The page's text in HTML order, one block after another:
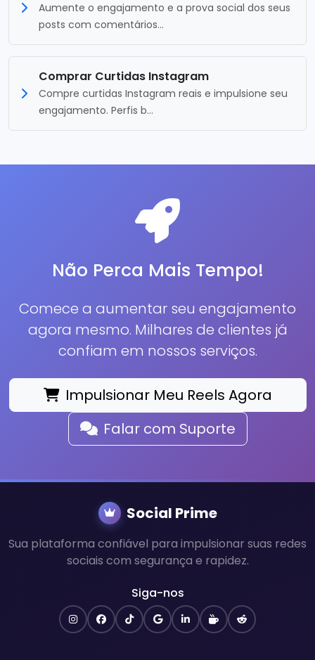
Aumente o engajamento e a prova social dos seus
posts com comentários...
Comprar Curtidas Instagram
Compre curtidas Instagram reais e impulsione seu
engajamento. Perfis b...
Não Perca Mais Tempo!
Comece a aumentar seu engajamento
agora mesmo. Milhares de clientes já
confiam em nossos serviços.
Impulsionar Meu Reels Agora
Falar com Suporte
Social Prime
Sua plataforma confiável para impulsionar suas redes
sociais com segurança e rapidez.
Siga-nos